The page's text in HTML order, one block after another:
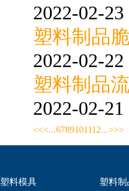
2022-02-
塑料制品
2022-02-
塑料制品
2022-02-
<<<...6789101112...>>>
塑料模具 塑料制